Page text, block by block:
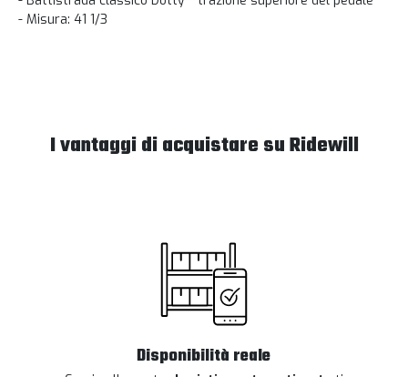
- Misura: 41 1/3
I vantaggi di acquistare su Ridewill
Disponibilità reale